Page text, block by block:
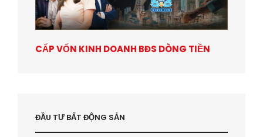
CẤP VỐN KINH DOANH BĐS DÒNG TIỀN
ĐẦU TƯ BẤT ĐỘNG SẢN